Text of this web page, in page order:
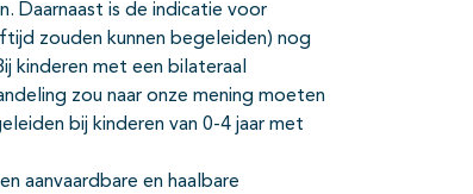
Daarnaast is de indicatie voor
zouden kunnen begeleiden) nog
kinderen met een bilateraal
zou naar onze mening moeten
bij kinderen van 0-4 jaar met
aanvaardbare en haalbare